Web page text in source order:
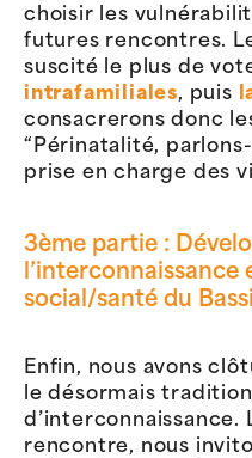
choisir les
futures rencontres.
suscité le plus de
intrafamiliales, puis
consacrerons donc
“Périnatalité,
prise en charge des
3ème partie :
l’interconnaissance
social/santé du
Enfin, nous avons
le désormais
d’interconnaissance.
rencontre, nous